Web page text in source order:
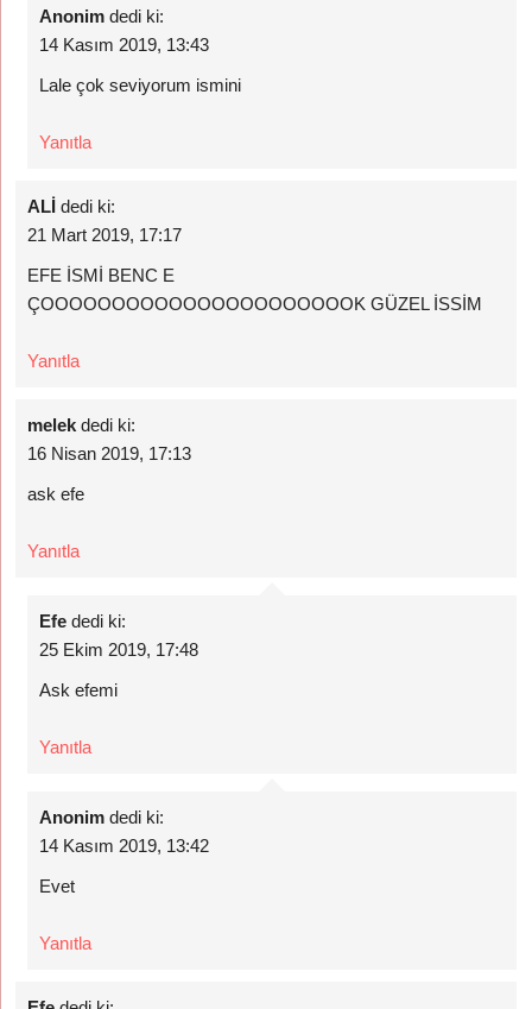
Anonim dedi ki:
14 Kasım 2019, 13:43
Lale çok seviyorum ismini
Yanıtla
ALİ dedi ki:
21 Mart 2019, 17:17
EFE İSMİ BENC E
ÇOOOOOOOOOOOOOOOOOOOOOOK GÜZEL İSSİM
Yanıtla
melek dedi ki:
16 Nisan 2019, 17:13
ask efe
Yanıtla
Efe dedi ki:
25 Ekim 2019, 17:48
Ask efemi
Yanıtla
Anonim dedi ki:
14 Kasım 2019, 13:42
Evet
Yanıtla